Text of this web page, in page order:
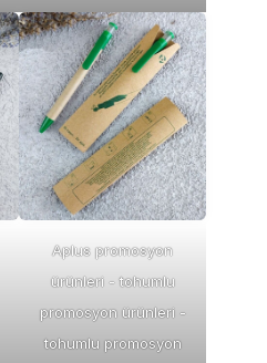
Aplus promosyon
ürünleri - tohumlu
promosyon ürünleri -
tohumlu promosyon